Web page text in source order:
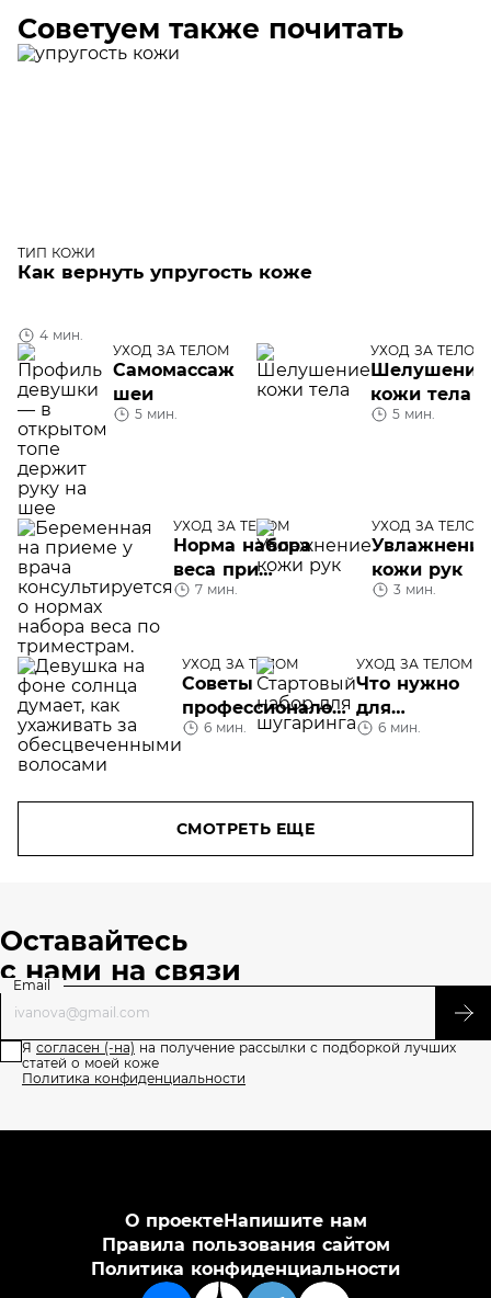
Советуем также почитать
ТИП КОЖИ
Как вернуть упругость коже
4 мин.
УХОД ЗА ТЕЛОМ
Самомассаж
шеи
5 мин.
УХОД ЗА ТЕЛОМ
Шелушение
кожи тела
5 мин.
УХОД ЗА ТЕЛОМ
Норма набора
веса при
беременности
7 мин.
УХОД ЗА ТЕЛОМ
Увлажнение
кожи рук
3 мин.
УХОД ЗА ТЕЛОМ
Cоветы
профессионалов:
как ухаживать
волосами
6 мин.
УХОД ЗА ТЕЛОМ
Что нужно
для
шугаринга:
6 мин.
СМОТРЕТЬ ЕЩЕ
Оставайтесь
с нами на связи
Email
Я согласен (-на) на получение рассылки с подборкой лучших
статей о моей коже
Политика конфиденциальности
О проектеНапишите нам
Правила пользования сайтом
Политика конфиденциальности